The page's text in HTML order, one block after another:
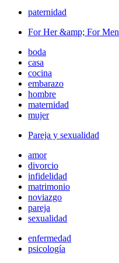
paternidad
For Her &amp; For Men
boda
casa
cocina
embarazo
hombre
maternidad
mujer
Pareja y sexualidad
amor
divorcio
infidelidad
matrimonio
noviazgo
pareja
sexualidad
enfermedad
psicología